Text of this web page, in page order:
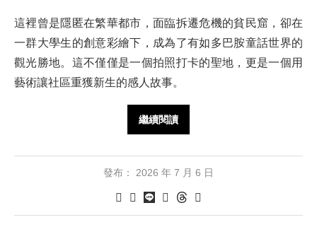
這裡曾是隱匿在繁華都市，面臨拆遷危機的貧民窟，卻在
一群大學生的創意彩繪下，成為了有如多巴胺童話世界的
觀光勝地。這不僅僅是一個拍照打卡的聖地，更是一個用
藝術讓社區重獲新生的感人故事。
繼續閱讀
發布： 2026 年 7 月 6 日